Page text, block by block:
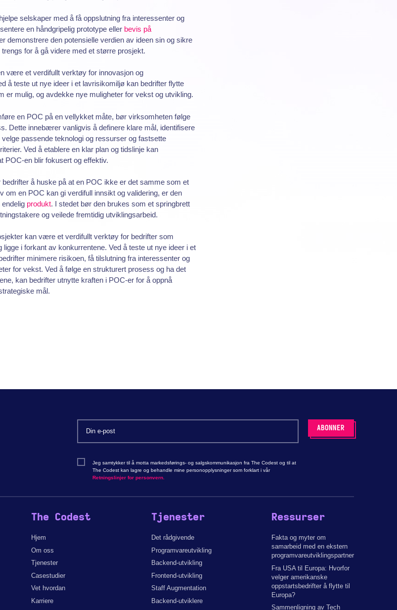
selskaper med å få oppslutning fra interessenter og
en håndgripelig prototype eller bevis på
demonstrere den potensielle verdien av ideen sin og sikre
for å gå videre med et større prosjekt.
være et verdifullt verktøy for innovasjon og
å teste ut nye ideer i et lavrisikomiljø kan bedrifter flytte
er mulig, og avdekke nye muligheter for vekst og utvikling.
en POC på en vellykket måte, bør virksomheten følge
Dette innebærer vanligvis å definere klare mål, identifisere
passende teknologi og ressurser og fastsette
Ved å etablere en klar plan og tidslinje kan
POC-en blir fokusert og effektiv.
bedrifter å huske på at en POC ikke er det samme som et
om en POC kan gi verdifull innsikt og validering, er den
produkt. I stedet bør den brukes som et springbrett
og veilede fremtidig utviklingsarbeid.
kan være et verdifullt verktøy for bedrifter som
ligge i forkant av konkurrentene. Ved å teste ut nye ideer i et
minimere risikoen, få tilslutning fra interessenter og
for vekst. Ved å følge en strukturert prosess og ha det
kan bedrifter utnytte kraften i POC-er for å oppnå
mål.
Jeg samtykker til å motta markedsførings- og salgskommunikasjon fra The Codest og til at
The Codest kan lagre og behandle mine personopplysninger som forklart i vår
Retningslinjer for personvern.
The Codest
Hjem
Om oss
Tjenester
Casestudier
Vet hvordan
Karriere
Tjenester
Det rådgivende
Programvareutvikling
Backend-utvikling
Frontend-utvikling
Staff Augmentation
Backend-utviklere
Ressurser
Fakta og myter om
samarbeid med en ekstern
programvareutviklingspartner
Fra USA til Europa: Hvorfor
velger amerikanske
oppstartsbedrifter å flytte til
Europa?
Sammenligning av Tech